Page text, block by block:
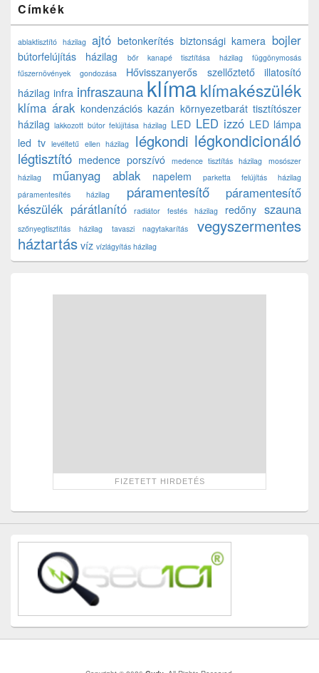
Címkék
ablaktisztító házilag ajtó betonkerítés biztonsági kamera bojler
bútorfelújítás házilag bőr kanapé tisztítása házilag
függönymosás
fűszernövények gondozása
Hővisszanyerős szellőztető
illatosító
házilag infra infraszauna klímaklímakészülék
klíma árak kondenzációs kazán környezetbarát tisztítószer
házilag lakkozott bútor felújítása házilag LED LED izzó LED lámpa
led tv levéltetű ellen házilag légkondi légkondicionáló
légtisztító medence porszívó medence tisztítás házilag
mosószer
házilag
műanyag ablak napelem
parketta felújítás házilag
páramentesítés házilag
páramentesítő
páramentesítő
készülék párátlanító radiátor festés házilag redőny szauna
szőnyegtisztítás házilag tavaszi nagytakarítás
vegyszermentes
háztartás víz vízlágyítás házilag